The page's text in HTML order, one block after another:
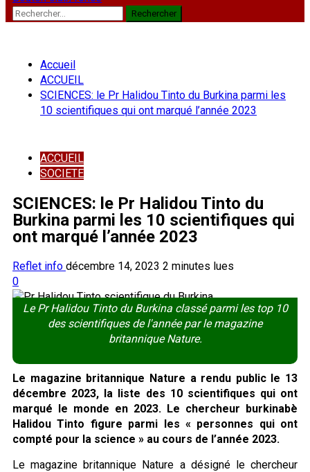
Rechercher :
Accueil
ACCUEIL
SCIENCES: le Pr Halidou Tinto du Burkina parmi les
10 scientifiques qui ont marqué l’année 2023
ACCUEIL
SOCIETE
SCIENCES: le Pr Halidou Tinto du
Burkina parmi les 10 scientifiques qui
ont marqué l’année 2023
Reflet info décembre 14, 2023 2 minutes lues
0
Le Pr Halidou Tinto du Burkina classé parmi les top 10
des scientifiques de l'année par le magazine
britannique Nature.
Le magazine britannique Nature a rendu public le 13
décembre 2023, la liste des 10 scientifiques qui ont
marqué le monde en 2023. Le chercheur burkinabè
Halidou Tinto figure parmi les « personnes qui ont
compté pour la science » au cours de l’année 2023.
Le magazine britannique Nature a désigné le chercheur